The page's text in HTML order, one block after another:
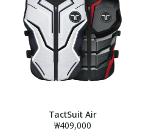
TactSuit Air
₩409,000